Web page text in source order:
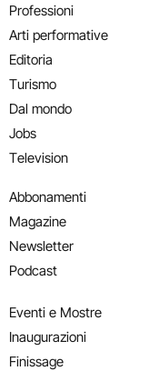
Professioni
Arti performative
Editoria
Turismo
Dal mondo
Jobs
Television
Abbonamenti
Magazine
Newsletter
Podcast
Eventi e Mostre
Inaugurazioni
Finissage